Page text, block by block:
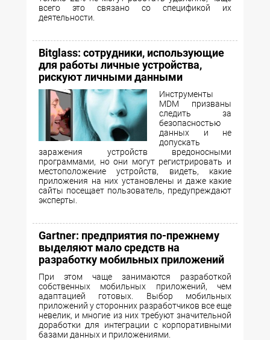
всего это связано со спецификой их
деятельности.
Bitglass: сотрудники, использующие
для работы личные устройства,
рискуют личными данными
Инструменты
MDM призваны
следить за
безопасностью
данных и не
допускать
заражения устройств вредоносными
программами, но они могут регистрировать и
местоположение устройств, видеть, какие
приложения на них установлены и даже какие
сайты посещает пользователь, предупреждают
эксперты.
Gartner: предприятия по-прежнему
выделяют мало средств на
разработку мобильных приложений
При этом чаще занимаются разработкой
собственных мобильных приложений, чем
адаптацией готовых. Выбор мобильных
приложений у сторонних разработчиков все еще
невелик, и многие из них требуют значительной
доработки для интеграции с корпоративными
базами данных и приложениями.